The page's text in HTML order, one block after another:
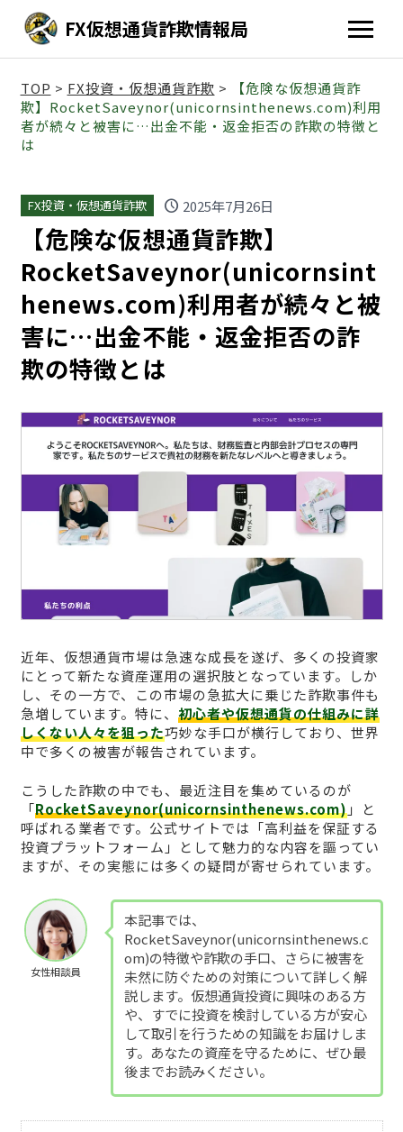
FX仮想通貨詐欺情報局
TOP > FX投資・仮想通貨詐欺 >
【危険な仮想通貨詐
欺】RocketSaveynor(unicornsinthenews.com)利用
者が続々と被害に…出金不能・返金拒否の詐欺の特徴と
は
FX投資・仮想通貨詐欺 schedule 2025年7月26日
【危険な仮想通貨詐欺】
RocketSaveynor(unicornsint
henews.com)利用者が続々と被
害に…出金不能・返金拒否の詐
欺の特徴とは
近年、仮想通貨市場は急速な成長を遂げ、多くの投資家
にとって新たな資産運用の選択肢となっています。しか
し、その一方で、この市場の急拡大に乗じた詐欺事件も
急増しています。特に、 初心者や仮想通貨の仕組みに詳
しくない人々を狙った巧妙な手口が横行しており、世界
中で多くの被害が報告されています。
こうした詐欺の中でも、最近注目を集めているのが
「RocketSaveynor(unicornsinthenews.com)」と
呼ばれる業者です。公式サイトでは「高利益を保証する
投資プラットフォーム」として魅力的な内容を謳ってい
ますが、その実態には多くの疑問が寄せられています。
女性相談員
本記事では、
RocketSaveynor(unicornsinthenews.c
om)の特徴や詐欺の手口、さらに被害を
未然に防ぐための対策について詳しく解
説します。仮想通貨投資に興味のある方
や、すでに投資を検討している方が安心
して取引を行うための知識をお届けしま
す。あなたの資産を守るために、ぜひ最
後までお読みください。